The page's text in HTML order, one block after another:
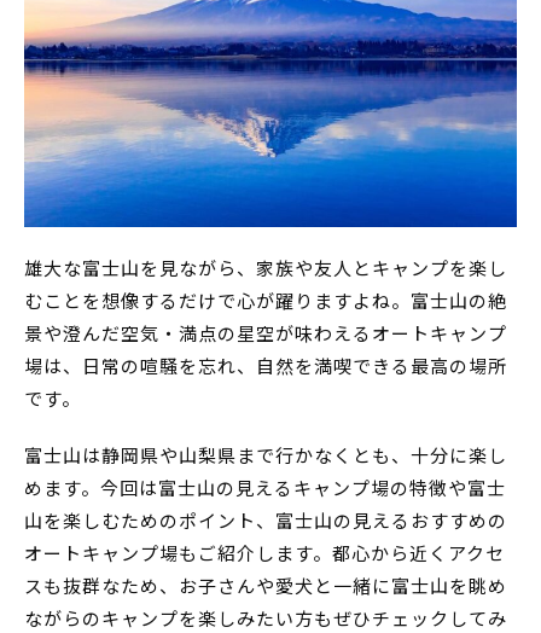
雄大な富士山を見ながら、家族や友人とキャンプを楽し
むことを想像するだけで心が躍りますよね。富士山の絶
景や澄んだ空気・満点の星空が味わえるオートキャンプ
場は、日常の喧騒を忘れ、自然を満喫できる最高の場所
です。
富士山は静岡県や山梨県まで行かなくとも、十分に楽し
めます。今回は富士山の見えるキャンプ場の特徴や富士
山を楽しむためのポイント、富士山の見えるおすすめの
オートキャンプ場もご紹介します。都心から近くアクセ
スも抜群なため、お子さんや愛犬と一緒に富士山を眺め
ながらのキャンプを楽しみたい方もぜひチェックしてみ